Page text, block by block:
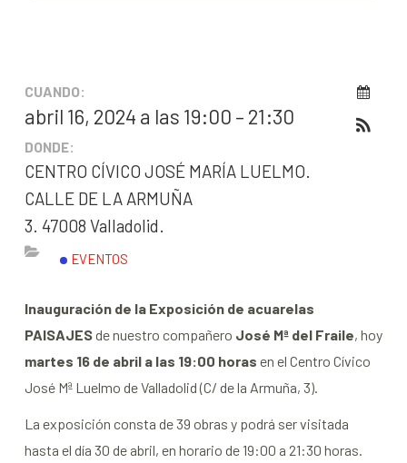
CUANDO:
abril 16, 2024 a las 19:00 – 21:30
DONDE:
CENTRO CÍVICO JOSÉ MARÍA LUELMO.
CALLE DE LA ARMUÑA
3. 47008 Valladolid.
EVENTOS
Inauguración de la Exposición de acuarelas
PAISAJESde nuestro compañero José Mª del Fraile, hoy
martes 16 de abril a las 19:00 horas en el Centro Cívico
José Mª Luelmo de Valladolid (C/ de la Armuña, 3).
La exposición consta de 39 obras y podrá ser visitada
hasta el día 30 de abril, en horario de 19:00 a 21:30 horas.